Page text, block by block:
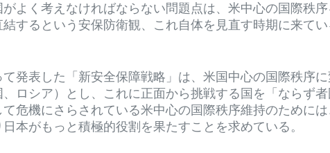
よく考えなければならない問題点は、米中心の国際秩
するという安保防衛観、これ自体を見直す時期に来て
発表した「新安全保障戦略」は、米国中心の国際秩序
ロシア）とし、これに正面から挑戦する国を「ならず
危機にさらされている米中心の国際秩序維持のために
本がもっと積極的役割を果たすことを求めている。